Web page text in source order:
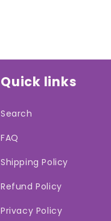
Quick links
Search
FAQ
Shipping Policy
Refund Policy
Privacy Policy